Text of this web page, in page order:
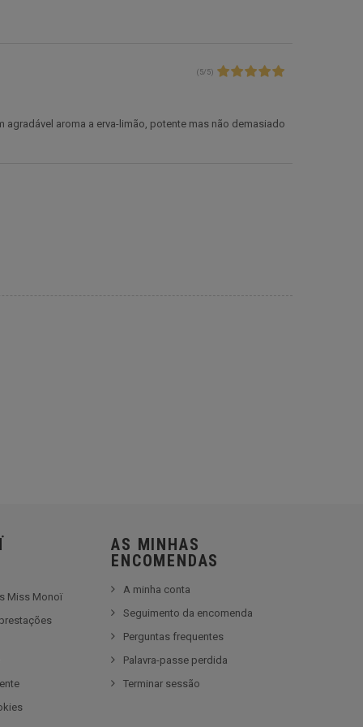
( 5/ 5)
aroma a erva-limão, potente mas não demasiado
Miss Monoï
AS MINHAS
ENCOMENDAS
A minha conta
Seguimento da encomenda
Perguntas frequentes
Palavra-passe perdida
Terminar sessão